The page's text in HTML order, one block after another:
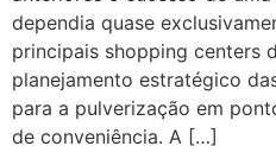
dependia quase
principais shopping centers
planejamento estratégico
para a pulverização em
de conveniência. A […]